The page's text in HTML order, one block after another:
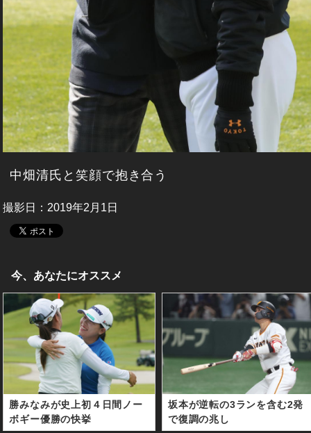
中畑清氏と笑顔で抱き合う
撮影日：2019年2月1日
今、あなたにオススメ
勝みなみが史上初４日間ノー
ボギー優勝の快挙
坂本が逆転の3ランを含む2発
で復調の兆し